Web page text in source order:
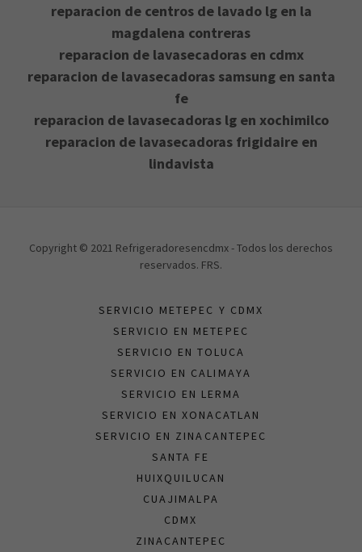
reparacion de centros de lavado lg en la
magdalena contreras
reparacion de lavasecadoras en cdmx
reparacion de lavasecadoras samsung en santa
fe
reparacion de lavasecadoras lg en xochimilco
reparacion de lavasecadoras frigidaire en
lindavista
Copyright © 2021 Refrigeradoresencdmx - Todos los derechos
reservados. FRS.
SERVICIO METEPEC Y CDMX
SERVICIO EN METEPEC
SERVICIO EN TOLUCA
SERVICIO EN CALIMAYA
SERVICIO EN LERMA
SERVICIO EN XONACATLAN
SERVICIO EN ZINACANTEPEC
SANTA FE
HUIXQUILUCAN
CUAJIMALPA
CDMX
ZINACANTEPEC